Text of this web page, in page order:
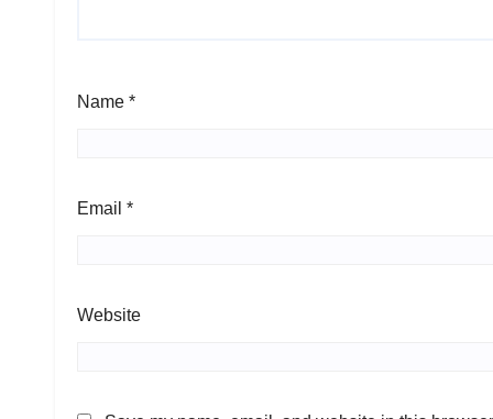
Name *
Email *
Website